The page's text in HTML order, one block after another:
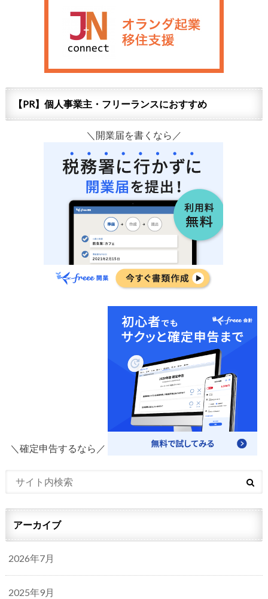
【PR】個人事業主・フリーランスにおすすめ
＼開業届を書くなら／
＼確定申告するなら／
アーカイブ
2026年7月
2025年9月